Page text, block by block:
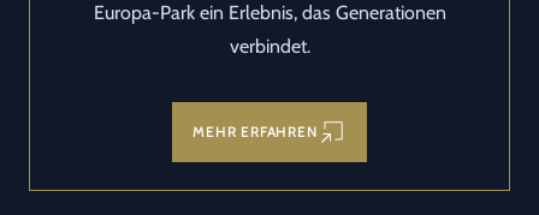
Europa-Park ein Erlebnis, das Generationen
verbindet.
MEHR ERFAHREN